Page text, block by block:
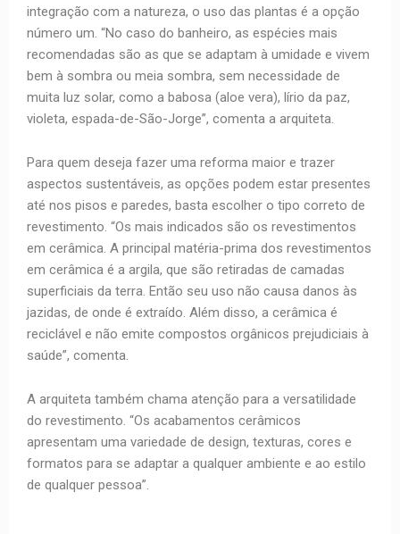
integração com a natureza, o uso das plantas é a opção
número um. “No caso do banheiro, as espécies mais
recomendadas são as que se adaptam à umidade e vivem
bem à sombra ou meia sombra, sem necessidade de
muita luz solar, como a babosa (aloe vera), lírio da paz,
violeta, espada-de-São-Jorge”, comenta a arquiteta.
Para quem deseja fazer uma reforma maior e trazer
aspectos sustentáveis, as opções podem estar presentes
até nos pisos e paredes, basta escolher o tipo correto de
revestimento. “Os mais indicados são os revestimentos
em cerâmica. A principal matéria-prima dos revestimentos
em cerâmica é a argila, que são retiradas de camadas
superficiais da terra. Então seu uso não causa danos às
jazidas, de onde é extraído. Além disso, a cerâmica é
reciclável e não emite compostos orgânicos prejudiciais à
saúde”, comenta.
A arquiteta também chama atenção para a versatilidade
do revestimento. “Os acabamentos cerâmicos
apresentam uma variedade de design, texturas, cores e
formatos para se adaptar a qualquer ambiente e ao estilo
de qualquer pessoa”.